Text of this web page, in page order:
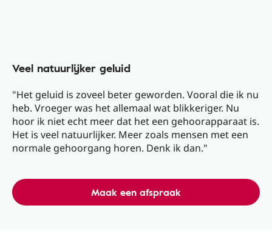
Veel natuurlijker geluid
"Het geluid is zoveel beter geworden. Vooral die ik nu
heb. Vroeger was het allemaal wat blikkeriger. Nu
hoor ik niet echt meer dat het een gehoorapparaat is.
Het is veel natuurlijker. Meer zoals mensen met een
normale gehoorgang horen. Denk ik dan."
Maak een afspraak